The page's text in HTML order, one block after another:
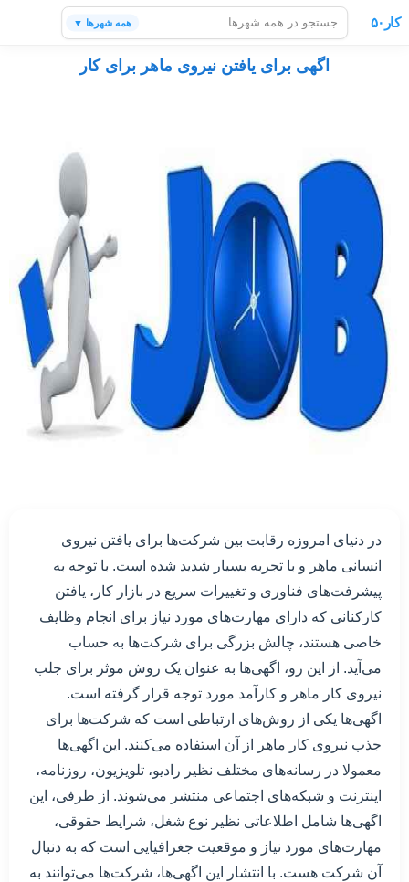
کار۵۰ همه شهرها ▼
اگهی برای یافتن نیروی ماهر برای کار
در دنیای امروزه رقابت بین شرکت‌ها برای یافتن نیروی
انسانی ماهر و با تجربه بسیار شدید شده است. با توجه به
پیشرفت‌های فناوری و تغییرات سریع در بازار کار، یافتن
کارکنانی که دارای مهارت‌های مورد نیاز برای انجام وظایف
خاصی هستند، چالش بزرگی برای شرکت‌ها به حساب
می‌آید. از این رو، اگهی‌ها به عنوان یک روش موثر برای جلب
نیروی کار ماهر و کارآمد مورد توجه قرار گرفته است.
اگهی‌ها یکی از روش‌های ارتباطی است که شرکت‌ها برای
جذب نیروی کار ماهر از آن استفاده می‌کنند. این اگهی‌ها
معمولا در رسانه‌های مختلف نظیر رادیو، تلویزیون، روزنامه،
اینترنت و شبکه‌های اجتماعی منتشر می‌شوند. از طرفی، این
اگهی‌ها شامل اطلاعاتی نظیر نوع شغل، شرایط حقوقی،
مهارت‌های مورد نیاز و موقعیت جغرافیایی است که به دنبال
آن شرکت هست. با انتشار این اگهی‌ها، شرکت‌ها می‌توانند به